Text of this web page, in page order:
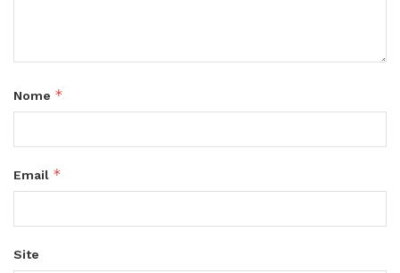
Nome *
Email *
Site